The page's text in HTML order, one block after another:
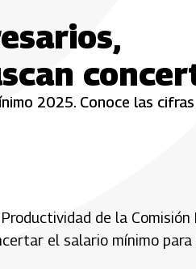
2025. Conoce las
de la
el salario mínimo